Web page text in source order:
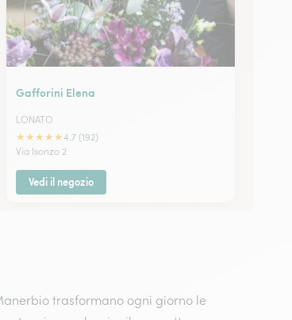
Gafforini Elena
LONATO
★★★★★4.7 (192)
Via Isonzo 2
Vedi il negozio
trasformano ogni giorno le